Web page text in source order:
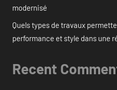
modernisé
Quels types de travaux
performance et style dans une
Recent